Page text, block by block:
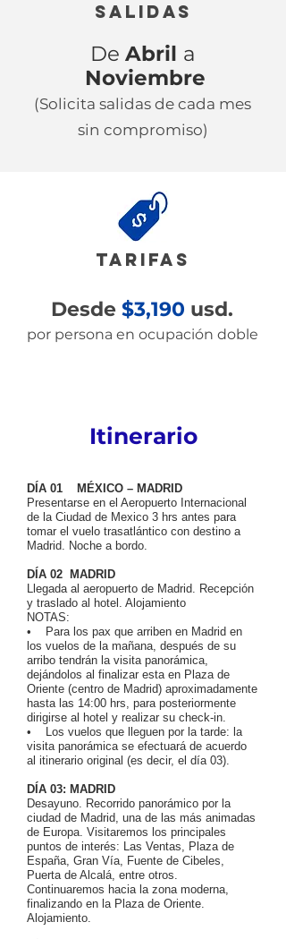
salidas
De Abril a
Noviembre
(Solicita salidas de cada mes
sin compromiso)
tarifas
Desde $3,190 usd.
por persona en ocupación doble
Itinerario
DÍA 01 MÉXICO – MADRID
Presentarse en el Aeropuerto Internacional
de la Ciudad de Mexico 3 hrs antes para
tomar el vuelo trasatlántico con destino a
Madrid. Noche a bordo.
DÍA 02 MADRID
Llegada al aeropuerto de Madrid. Recepción
y traslado al hotel. Alojamiento
NOTAS:
• Para los pax que arriben en Madrid en
los vuelos de la mañana, después de su
arribo tendrán la visita panorámica,
dejándolos al finalizar esta en Plaza de
Oriente (centro de Madrid) aproximadamente
hasta las 14:00 hrs, para posteriormente
dirigirse al hotel y realizar su check-in.
• Los vuelos que lleguen por la tarde: la
visita panorámica se efectuará de acuerdo
al itinerario original (es decir, el día 03).
DÍA 03: MADRID
Desayuno. Recorrido panorámico por la
ciudad de Madrid, una de las más animadas
de Europa. Visitaremos los principales
puntos de interés: Las Ventas, Plaza de
España, Gran Vía, Fuente de Cibeles,
Puerta de Alcalá, entre otros.
Continuaremos hacia la zona moderna,
finalizando en la Plaza de Oriente.
Alojamiento.